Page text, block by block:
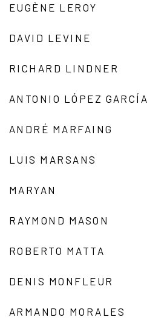
EUGÈNE LEROY
DAVID LEVINE
RICHARD LINDNER
ANTONIO LÓPEZ GARCÍA
ANDRÉ MARFAING
LUIS MARSANS
MARYAN
RAYMOND MASON
ROBERTO MATTA
DENIS MONFLEUR
ARMANDO MORALES